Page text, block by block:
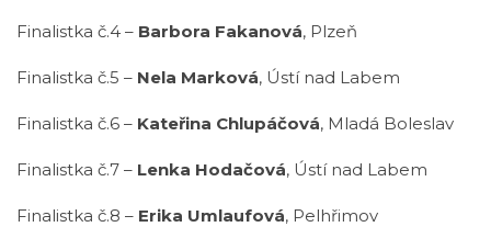
Finalistka č.4 – Barbora Fakanová, Plzeň
Finalistka č.5 – Nela Marková, Ústí nad Labem
Finalistka č.6 – Kateřina Chlupáčová, Mladá Boleslav
Finalistka č.7 – Lenka Hodačová, Ústí nad Labem
Finalistka č.8 – Erika Umlaufová, Pelhřimov